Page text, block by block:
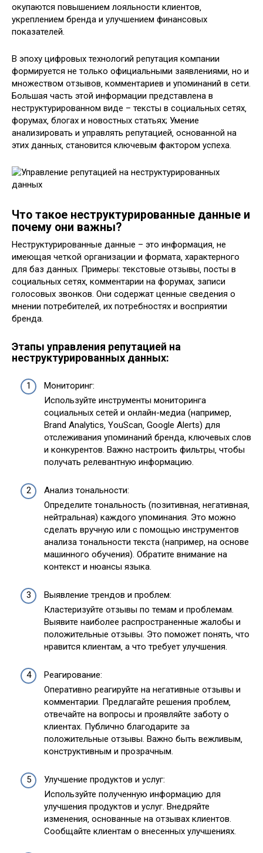
окупаются повышением лояльности клиентов‚
укреплением бренда и улучшением финансовых
показателей.
В эпоху цифровых технологий репутация компании
формируется не только официальными заявлениями‚ но и
множеством отзывов‚ комментариев и упоминаний в сети.
Большая часть этой информации представлена в
неструктурированном виде – тексты в социальных сетях‚
форумах‚ блогах и новостных статьях; Умение
анализировать и управлять репутацией‚ основанной на
этих данных‚ становится ключевым фактором успеха.
Что такое неструктурированные данные и
почему они важны?
Неструктурированные данные – это информация‚ не
имеющая четкой организации и формата‚ характерного
для баз данных. Примеры: текстовые отзывы‚ посты в
социальных сетях‚ комментарии на форумах‚ записи
голосовых звонков. Они содержат ценные сведения о
мнении потребителей‚ их потребностях и восприятии
бренда.
Этапы управления репутацией на
неструктурированных данных:
Мониторинг:
Используйте инструменты мониторинга
социальных сетей и онлайн-медиа (например‚
Brand Analytics‚ YouScan‚ Google Alerts) для
отслеживания упоминаний бренда‚ ключевых слов
и конкурентов. Важно настроить фильтры‚ чтобы
получать релевантную информацию.
Анализ тональности:
Определите тональность (позитивная‚ негативная‚
нейтральная) каждого упоминания. Это можно
сделать вручную или с помощью инструментов
анализа тональности текста (например‚ на основе
машинного обучения). Обратите внимание на
контекст и нюансы языка.
Выявление трендов и проблем:
Кластеризуйте отзывы по темам и проблемам.
Выявите наиболее распространенные жалобы и
положительные отзывы. Это поможет понять‚ что
нравится клиентам‚ а что требует улучшения.
Реагирование:
Оперативно реагируйте на негативные отзывы и
комментарии. Предлагайте решения проблем‚
отвечайте на вопросы и проявляйте заботу о
клиентах. Публично благодарите за
положительные отзывы. Важно быть вежливым‚
конструктивным и прозрачным.
Улучшение продуктов и услуг:
Используйте полученную информацию для
улучшения продуктов и услуг. Внедряйте
изменения‚ основанные на отзывах клиентов.
Сообщайте клиентам о внесенных улучшениях.